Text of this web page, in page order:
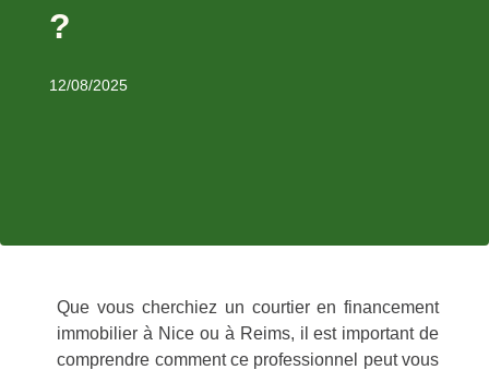
?
12/08/2025
Que vous cherchiez un courtier en financement
immobilier à Nice ou à Reims, il est important de
comprendre comment ce professionnel peut vous